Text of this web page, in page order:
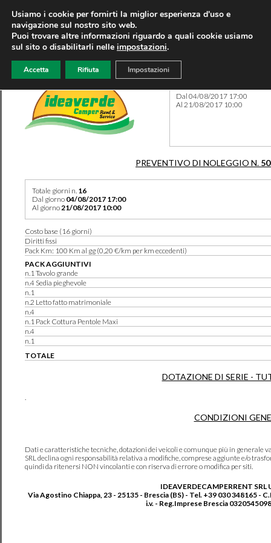
Dal 04/08/2017 17:00
Al 21/08/2017 10:00
PREVENTIVO DI NOLEGGIO N.
Totale giorni n. 16
Dal giorno 04/08/2017 17:00
Al giorno21/08/2017 10:00
Costo base (16 giorni)
Diritti fissi
Pack Km: 100 Km al gg (0,20 €/km per km eccedenti)
PACK AGGIUNTIVI
n.1 Tavolo grande
n.4 Sedia pieghevole
n.1
n.2 Letto fatto matrimoniale
n.4
n.1 Pack Cottura Pentole Maxi
n.4
n.1
TOTALE
DOTAZIONE DI SERIE -
CONDIZIONI
Dati e caratteristiche tecniche, dotazioni dei veicoli e comunque più in generale
SRL declina ogni responsabilità relativa a modifiche, comprese aggiunte e/o
quindi da ritenersi NON vincolanti e con riserva di errore o modifica per siti.
IDEAVERDECAMPERRENT SRL
Via Agostino Chiappa, 23 - 25135 - Brescia (BS) - Tel. +39 030 348165 -
i.v. - Reg.Imprese Brescia
Usiamo i cookie per fornirti la miglior esperienza d'uso e
navigazione sul nostro sito web.
Puoi trovare altre informazioni riguardo a quali cookie usiamo
sul sito o disabilitarli nelle impostazioni.
Accetta Rifiuta Impostazioni